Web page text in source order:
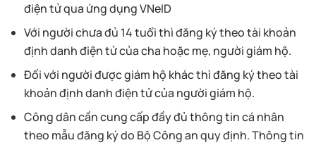
điện tử qua ứng dụng VNeID
Với người chưa đủ 14 tuổi thì đăng ký theo tài khoản
định danh điện tử của cha hoặc mẹ, người giám hộ.
Đối với người được giám hộ khác thì đăng ký theo tài
khoản định danh điện tử của người giám hộ.
Công dân cần cung cấp đầy đủ thông tin cá nhân
theo mẫu đăng ký do Bộ Công an quy định. Thông tin